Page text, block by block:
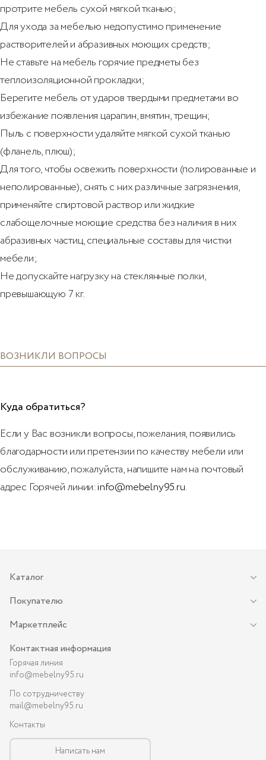
протрите мебель сухой мягкой тканью;
Для ухода за мебелью недопустимо применение
растворителей и абразивных моющих средств;
Не ставьте на мебель горячие предметы без
теплоизоляционной прокладки;
Берегите мебель от ударов твердыми предметами во
избежание появления царапин, вмятин, трещин;
Пыль с поверхности удаляйте мягкой сухой тканью
(фланель, плюш);
Для того, чтобы освежить поверхности (полированные и
неполированные), снять с них различные загрязнения,
применяйте спиртовой раствор или жидкие
слабощелочные моющие средства без наличия в них
абразивных частиц, специальные составы для чистки
мебели;
Не допускайте нагрузку на стеклянные полки,
превышающую 7 кг.
ВОЗНИКЛИ ВОПРОСЫ
Куда обратиться?
Если у Вас возникли вопросы, пожелания, появились
благодарности или претензии по качеству мебели или
обслуживанию, пожалуйста, напишите нам на почтовый
адрес Горячей линии:info@mebelny95.ru.
Каталог
Покупателю
Маркетплейс
Контактная информация
Горячая линия
info@mebelny95.ru
По сотрудничеству
mail@mebelny95.ru
Контакты
Написать нам